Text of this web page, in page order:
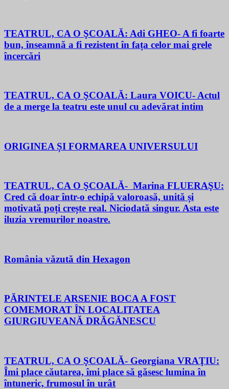
TEATRUL, CA O ŞCOALĂ: Adi GHEO- A fi foarte
bun, înseamnă a fi rezistent în fața celor mai grele
încercări
TEATRUL, CA O ŞCOALĂ: Laura VOICU- Actul
de a merge la teatru este unul cu adevărat intim
ORIGINEA ȘI FORMAREA UNIVERSULUI
TEATRUL, CA O ŞCOALĂ- Marina FLUERAŞU:
Cred că doar într-o echipă valoroasă, unită și
motivată poți crește real. Niciodată singur. Asta este
iluzia vremurilor noastre.
România văzută din Hexagon
PĂRINTELE ARSENIE BOCA A FOST
COMEMORAT ÎN LOCALITATEA
GIURGIUVEANĂ DRĂGĂNESCU
TEATRUL, CA O ŞCOALĂ- Georgiana VRAŢIU:
Îmi place căutarea, îmi place să găsesc lumina în
întuneric, frumosul în urât